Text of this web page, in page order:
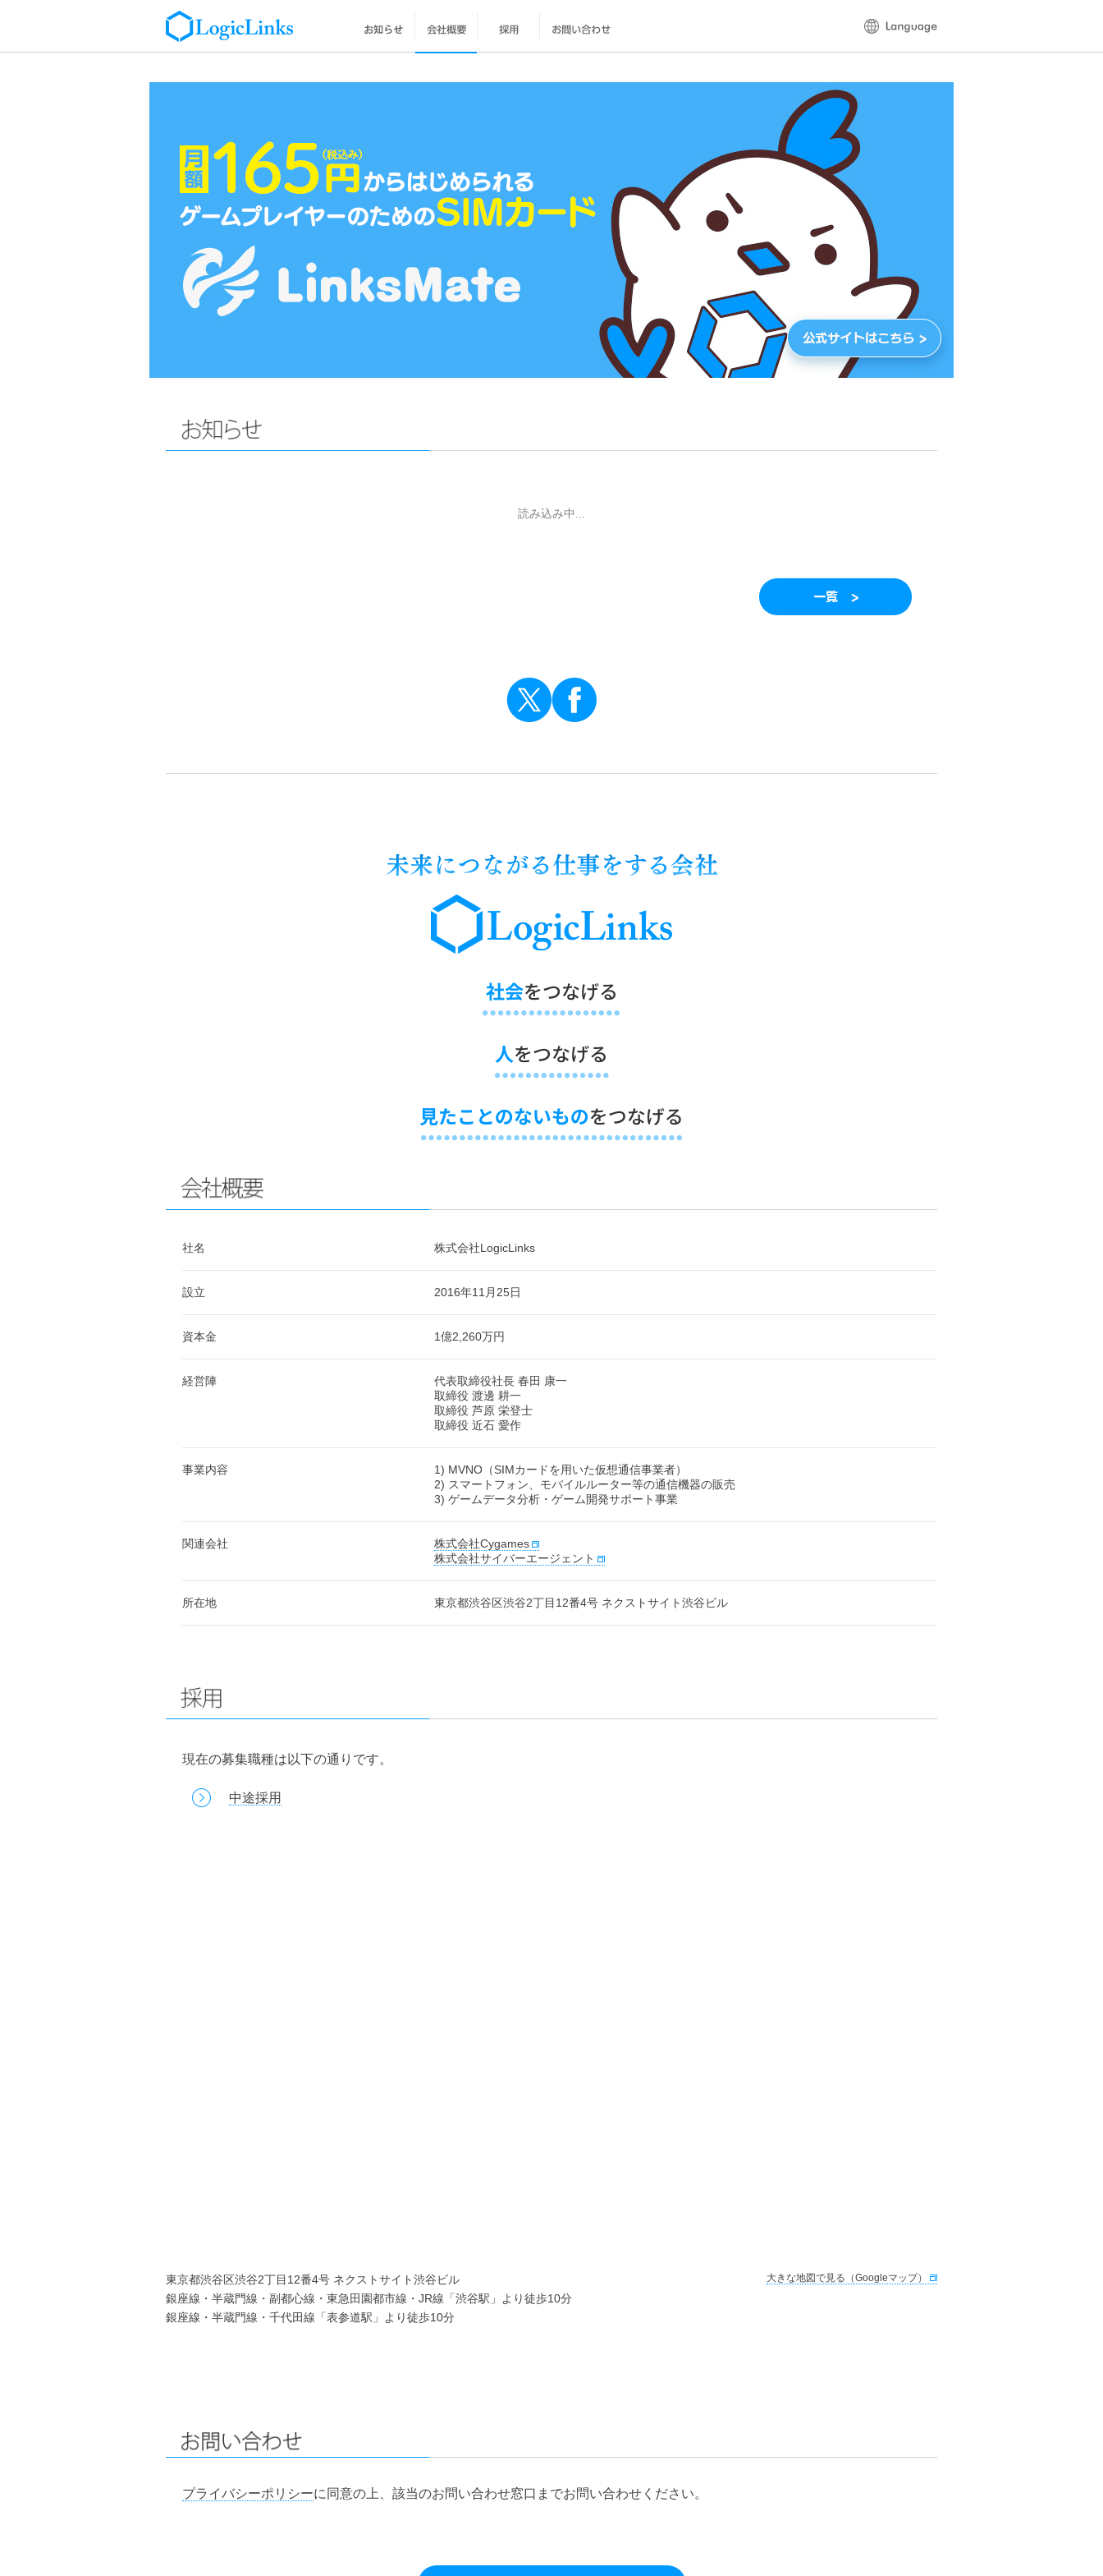
読み込み中...
社名 株式会社LogicLinks
設立 2016年11月25日
資本金 1億2,260万円
経営陣
代表取締役社長 春田 康一
取締役 渡邊 耕一
取締役 芦原 栄登士
取締役 近石 愛作
事業内容
1) MVNO（SIMカードを用いた仮想通信事業者）
2) スマートフォン、モバイルルーター等の通信機器の販売
3) ゲームデータ分析・ゲーム開発サポート事業
関連会社
株式会社Cygames
株式会社サイバーエージェント
所在地 東京都渋谷区渋谷2丁目12番4号 ネクストサイト渋谷ビル
現在の募集職種は以下の通りです。
中途採用
東京都渋谷区渋谷2丁目12番4号 ネクストサイト渋谷ビル
銀座線・半蔵門線・副都心線・東急田園都市線・JR線「渋谷駅」より徒歩10分
銀座線・半蔵門線・千代田線「表参道駅」より徒歩10分
大きな地図で見る（Googleマップ）
プライバシーポリシーに同意の上、該当のお問い合わせ窓口までお問い合わせください。